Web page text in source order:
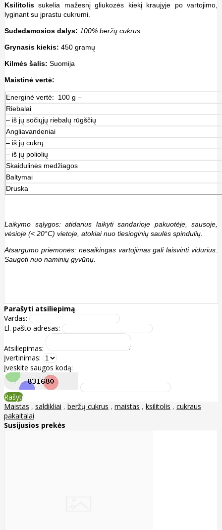
Ksilitolis sukelia mažesnį gliukozės kiekį kraujyje po vartojimo,
lyginant su įprastu cukrumi.
Sudedamosios dalys: 100% beržų cukrus
Grynasis kiekis: 450 gramų
Kilmės šalis: Suomija
Maistinė vertė:
Energinė vertė: 100 g –
Riebalai
– iš jų sočiųjų riebalų rūgščių
Angliavandeniai
– iš jų cukrų
– iš jų poliolių
Skaidulinės medžiagos
Baltymai
Druska
Laikymo sąlygos: atidarius laikyti sandarioje pakuotėje, sausoje,
vėsioje (< 20°C) vietoje, atokiai nuo tiesioginių saulės spindulių.
Atsargumo priemonės: nesaikingas vartojimas gali laisvinti vidurius.
Saugoti nuo naminių gyvūnų.
Parašyti atsiliepimą
Vardas:
El. pašto adresas:
Atsiliepimas:
Įvertinimas:
Įveskite saugos kodą:
Rašyti
Maistas , saldikliai , beržų cukrus , maistas , ksilitolis , cukraus
pakaitalai
Susijusios prekės